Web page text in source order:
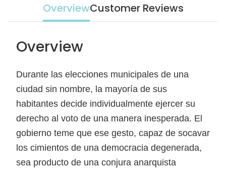
OverviewCustomer Reviews
Overview
Durante las elecciones municipales de una
ciudad sin nombre, la mayoría de sus
habitantes decide individualmente ejercer su
derecho al voto de una manera inesperada. El
gobierno teme que ese gesto, capaz de socavar
los cimientos de una democracia degenerada,
sea producto de una conjura anarquista